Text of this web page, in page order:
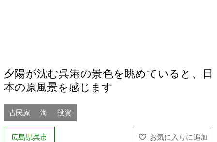
夕陽が沈む呉港の景色を眺めていると、日
本の原風景を感じます
古民家 海 投資
広島県呉市